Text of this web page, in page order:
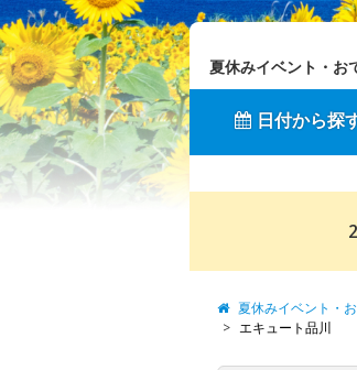
夏休みイベント・お
日付から探
夏休みイベント・
エキュート品川